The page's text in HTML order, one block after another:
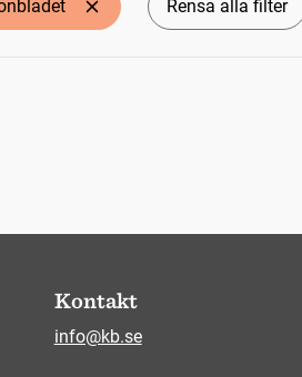
Rensa alla filter
Kontakt
info@kb.se